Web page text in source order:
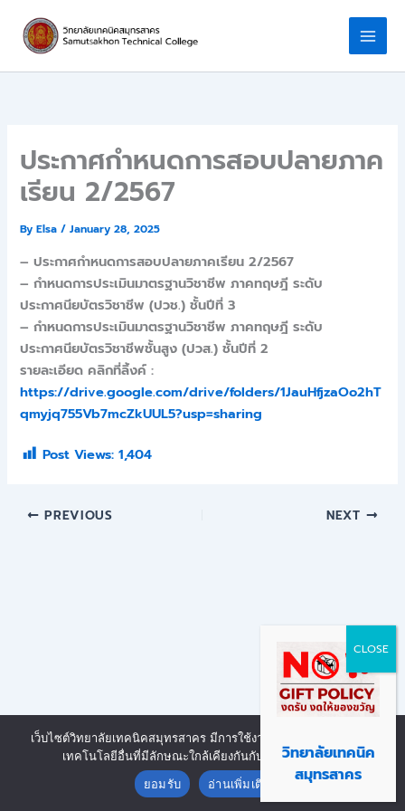
content
ประกาศกำหนดการสอบปลายภาค
เรียน 2/2567
ByElsa/January 28, 2025
– ประกาศกำหนดการสอบปลายภาคเรียน 2/2567
– กำหนดการประเมินมาตรฐานวิชาชีพ ภาคทฤษฎี ระดับ
ประกาศนียบัตรวิชาชีพ (ปวช.) ชั้นปีที่ 3
– กำหนดการประเมินมาตรฐานวิชาชีพ ภาคทฤษฎี ระดับ
ประกาศนียบัตรวิชาชีพชั้นสูง (ปวส.) ชั้นปีที่ 2
รายละเอียด คลิกที่ลิ้งค์ :
https://drive.google.com/drive/folders/1JauHfjzaOo2hT
qmyjq755Vb7mcZkUUL5?usp=sharing
Post Views: 1,404
PREVIOUS NEXT
Copyright © 2026 | Powered by งานศูนย์ข้อมูลสารสนเทศ วิทยาลัย
เทคนิคสมุทรสาคร
วิทยาลัยเทคนิค
สมุทรสาคร
เว็บไซต์วิทยาลัยเทคนิคสมุทรสาคร มีการใช้งานเทคโนโลยีคุกกี้ หรือ
เทคโนโลยีอื่นที่มีลักษณะใกล้เคียงกันกับคุกกี้ บนเว็บไซต์
ยอมรับ
อ่านเพิ่มเติม
Contact us